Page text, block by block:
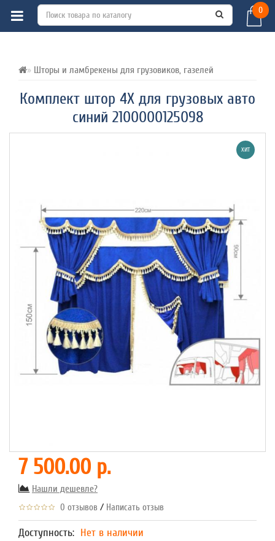
0
Шторы и ламбрекены для грузовиков, газелей
Комплект штор 4Х для грузовых авто
синий 2100000125098
ВСЕ О ТОВАРЕ ХАРАКТЕРИСТИКИ
ХИТ
7 500.00 р.
Нашли дешевле?
0 отзывов / Написать отзыв
Доступность: Нет в наличии